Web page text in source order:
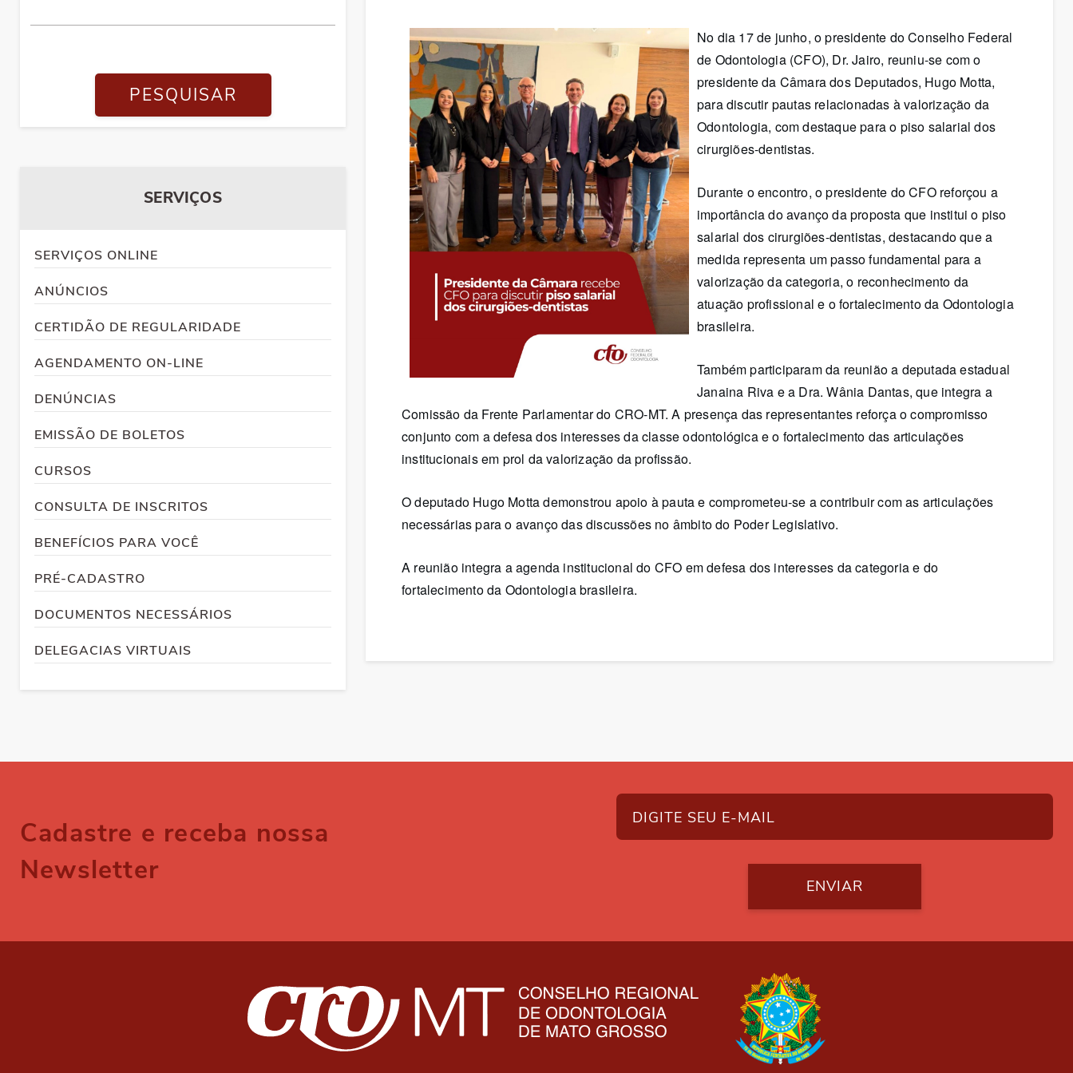
Delegacias Regionais
Palavra do Presidente
Missão, Visão, Valores
Galeria de Presidentes
Certidão de Regularidade
Consulta de Inscritos
Dados Estatísticos
Agendamentos on-line
Receita Saúde
Fiscalização
PESQUISAR
SERVIÇOS
SERVIÇOS ONLINE
ANÚNCIOS
CERTIDÃO DE REGULARIDADE
AGENDAMENTO ON-LINE
DENÚNCIAS
EMISSÃO DE BOLETOS
CURSOS
CONSULTA DE INSCRITOS
BENEFÍCIOS PARA VOCÊ
PRÉ-CADASTRO
DOCUMENTOS NECESSÁRIOS
DELEGACIAS VIRTUAIS
No dia 17 de junho, o presidente do Conselho Federal
de Odontologia (CFO), Dr. Jairo, reuniu-se com o
presidente da Câmara dos Deputados, Hugo Motta,
para discutir pautas relacionadas à valorização da
Odontologia, com destaque para o piso salarial dos
cirurgiões-dentistas.
Durante o encontro, o presidente do CFO reforçou a
importância do avanço da proposta que institui o piso
salarial dos cirurgiões-dentistas, destacando que a
medida representa um passo fundamental para a
valorização da categoria, o reconhecimento da
atuação profissional e o fortalecimento da Odontologia
brasileira.
Também participaram da reunião a deputada estadual
Janaina Riva e a Dra. Wânia Dantas, que integra a
Comissão da Frente Parlamentar do CRO-MT. A presença das representantes reforça o compromisso
conjunto com a defesa dos interesses da classe odontológica e o fortalecimento das articulações
institucionais em prol da valorização da profissão.
O deputado Hugo Motta demonstrou apoio à pauta e comprometeu-se a contribuir com as articulações
necessárias para o avanço das discussões no âmbito do Poder Legislativo.
A reunião integra a agenda institucional do CFO em defesa dos interesses da categoria e do
fortalecimento da Odontologia brasileira.
Cadastre e receba nossa
Newsletter
ENVIAR